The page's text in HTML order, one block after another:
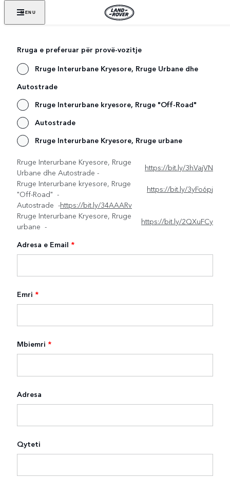
MENU
Rruga e preferuar për provë-vozitje
Rruge Interurbane Kryesore, Rruge Urbane dhe
Autostrade
Rruge Interurbane kryesore, Rruge "Off-Road"
Autostrade
Rruge Interurbane Kryesore, Rruge urbane
Rruge Interurbane Kryesore, Rruge
Urbane dhe Autostrade -
https://bit.ly/3hVajVN
Rruge Interurbane kryesore, Rruge
"Off-Road" -
https://bit.ly/3yFo6pj
Autostrade -https://bit.ly/34AAARv
Rruge Interurbane Kryesore, Rruge
urbane -
https://bit.ly/2QXuFCy
Adresa e Email *
Emri *
Mbiemri *
Adresa
Qyteti